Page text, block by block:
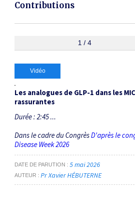
Contributions
1 / 4
Vidéo
Les analogues de GLP-1 dans les
rassurantes
Durée : 2:45 ...
Dans le cadre du CongrèsD'après le
Disease Week 2026
DATE DE PARUTION 5 mai 2026
AUTEUR Pr Xavier HÉBUTERNE